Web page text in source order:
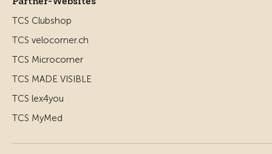
TCS Clubshop
TCS velocorner.ch
TCS Microcorner
TCS MADE VISIBLE
TCS lex4you
TCS MyMed